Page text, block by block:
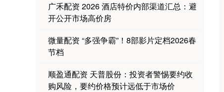
广禾配资 2026 酒店特价内部渠道汇总：避
开公开市场高价房
微量配资 “多强争霸”！8部影片定档2026春
节档
顺盈通配资 天普股份：投资者警惕要约收
购风险，要约价格预计远低于市场价